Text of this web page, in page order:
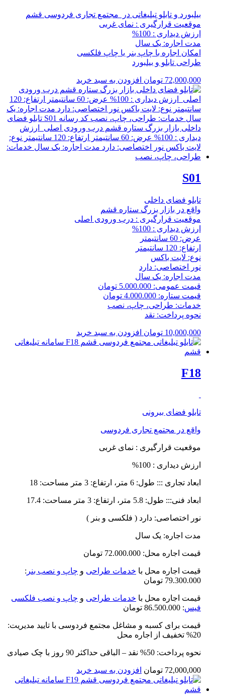
بیلبورد و تابلو تبلیغاتی در مجتمع تجاری فردوسی قشم
موقعیت قرارگیری : نمای غربی
ارزش دیداری : 100%
مدت اجاره: یک سال
امکان اجاره با چاپ بنر یا چاپ فلکسی
طراحی تابلو و بیلبورد
72,000,000 تومان افزودن به سبد خرید
S01
تابلو فضای داخلی
واقع در بازار بزرگ ستاره قشم
موقعیت قرارگیری : درب ورودی اصلی
ارزش دیداری : 100%
عرض: 60 سانتیمتر
ارتفاع: 120 سانتیمتر
نوع: لایت باکس
نور اختصاصی: دارد
مدت اجاره: یک سال
قیمت عمومی: 5.000.000 تومان
قیمت ستاره: 4.000.000 تومان
خدمات: طراحی، چاپ، نصب
نحوه پرداخت: نقد
10,000,000 تومان افزودن به سبد خرید
F18
تابلو فضای بیرونی
واقع در مجتمع تجاری فردوسی
موقعیت قرارگیری : نمای غربی
ارزش دیداری : 100%
ابعاد تجاری ::: طول: 6 متر، ارتفاع: 3 متر مساحت: 18
ابعاد فنی::: طول: 5.8 متر، ارتفاع: 3 متر مساحت: 17.4
نور اختصاصی: دارد ( فلکسی و بنر )
مدت اجاره: یک سال
قیمت اجاره محل: 72.000.000 تومان
قیمت اجاره محل با خدمات طراحی و چاپ و نصب بنر :
79.300.000 تومان
قیمت اجاره محل با خدمات طراحی و چاپ و نصب فلکسی
فیس: 86.500.000 تومان
قیمت برای کسبه و مشاغل مجتمع فردوسی با تایید مدیریت:
20% تخفیف از اجاره محل
نحوه پرداخت: 50% نقد – الباقی حداکثر 90 روز با چک صیادی
72,000,000 تومان افزودن به سبد خرید